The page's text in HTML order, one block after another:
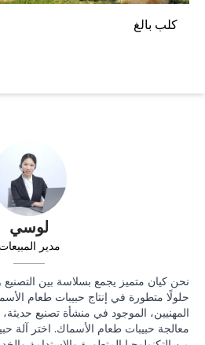
لوسي
مدير المبيعات
نحن كيان متميز يجمع بسلاسة بين التصنيع
حلولًا متطورة في إنتاج حبيبات طعام
المهنيين، الموجود في منشأة تصنيع
معالجة حبيبات طعام الأسماك. اختر آلة
كلب بالغ